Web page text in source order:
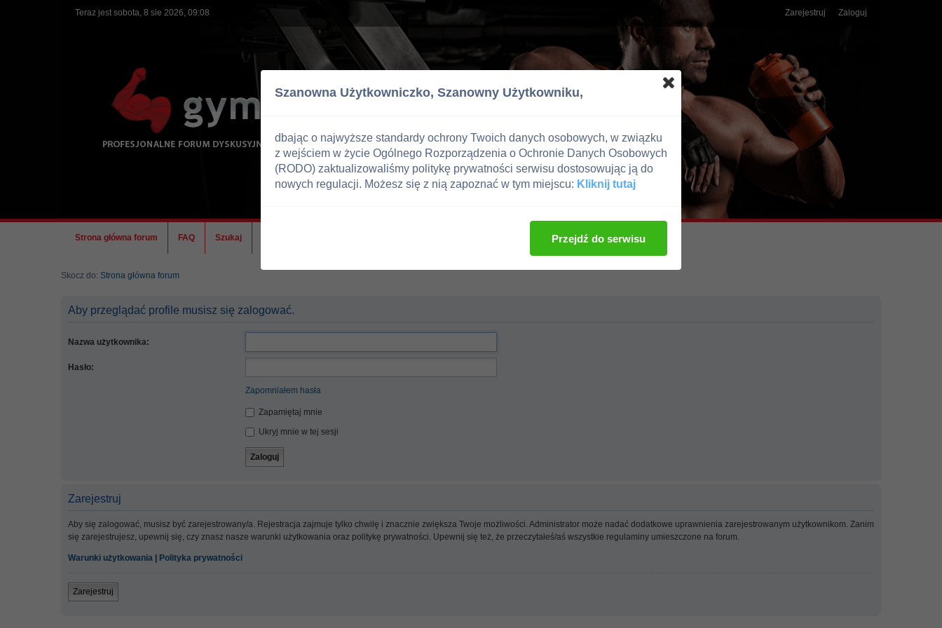
Teraz jest sobota, 8 sie 2026, 09:08 Zarejestruj Zaloguj
Strona główna forum FAQ Szukaj
Skocz do: Strona główna forum
Aby przeglądać profile musisz się zalogować.
Nazwa użytkownika:
Hasło:
Zapomniałem hasła
Zapamiętaj mnie
Ukryj mnie w tej sesji
Zarejestruj
Aby się zalogować, musisz być zarejestrowany/a. Rejestracja zajmuje tylko chwilę i znacznie zwiększa Twoje możliwości. Administrator może nadać dodatkowe uprawnienia zarejestrowanym użytkownikom. Zanim
się zarejestrujesz, upewnij się, czy znasz nasze warunki użytkowania oraz politykę prywatności. Upewnij się też, że przeczytałeś/aś wszystkie regulaminy umieszczone na forum.
Warunki użytkowania Polityka prywatności
Zarejestruj
Szanowna Użytkowniczko, Szanowny Użytkowniku,
dbając o najwyższe standardy ochrony Twoich danych osobowych, w związku
z wejściem w życie Ogólnego Rozporządzenia o Ochronie Danych Osobowych
(RODO) zaktualizowaliśmy politykę prywatności serwisu dostosowując ją do
nowych regulacji. Możesz się z nią zapoznać w tym miejscu: Kliknij tutaj
Przejdź do serwisu